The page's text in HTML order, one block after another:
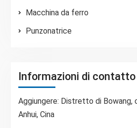
Macchina da ferro
Punzonatrice
Informazioni di contatto
Aggiungere: Distretto di Bowang,
Anhui, Cina